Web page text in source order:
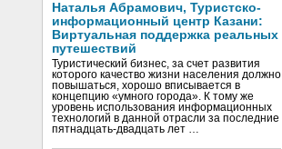
Наталья Абрамович, Туристско-
информационный центр Казани:
Виртуальная поддержка реальных
путешествий
Туристический бизнес, за счет развития
которого качество жизни населения должно
повышаться, хорошо вписывается в
концепцию «умного города». К тому же
уровень использования информационных
технологий в данной отрасли за последние
пятнадцать-двадцать лет …